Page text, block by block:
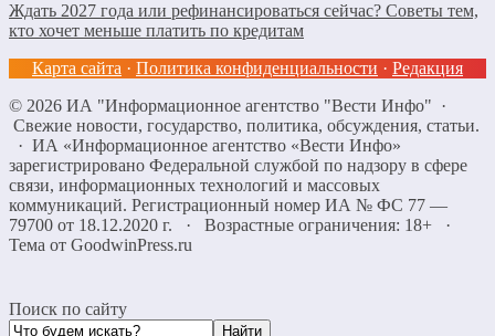
Ждать 2027 года или рефинансироваться сейчас? Советы тем,
кто хочет меньше платить по кредитам
Карта сайта · Политика конфиденциальности · Редакция
© 2026 ИА "Информационное агентство "Вести Инфо" ·
Свежие новости, государство, политика, обсуждения, статьи.
· ИА «Информационное агентство «Вести Инфо»
зарегистрировано Федеральной службой по надзору в сфере
связи, информационных технологий и массовых
коммуникаций. Регистрационный номер ИА № ФС 77 —
79700 от 18.12.2020 г. · Возрастные ограничения: 18+
·
Тема от GoodwinPress.ru
Поиск по сайту